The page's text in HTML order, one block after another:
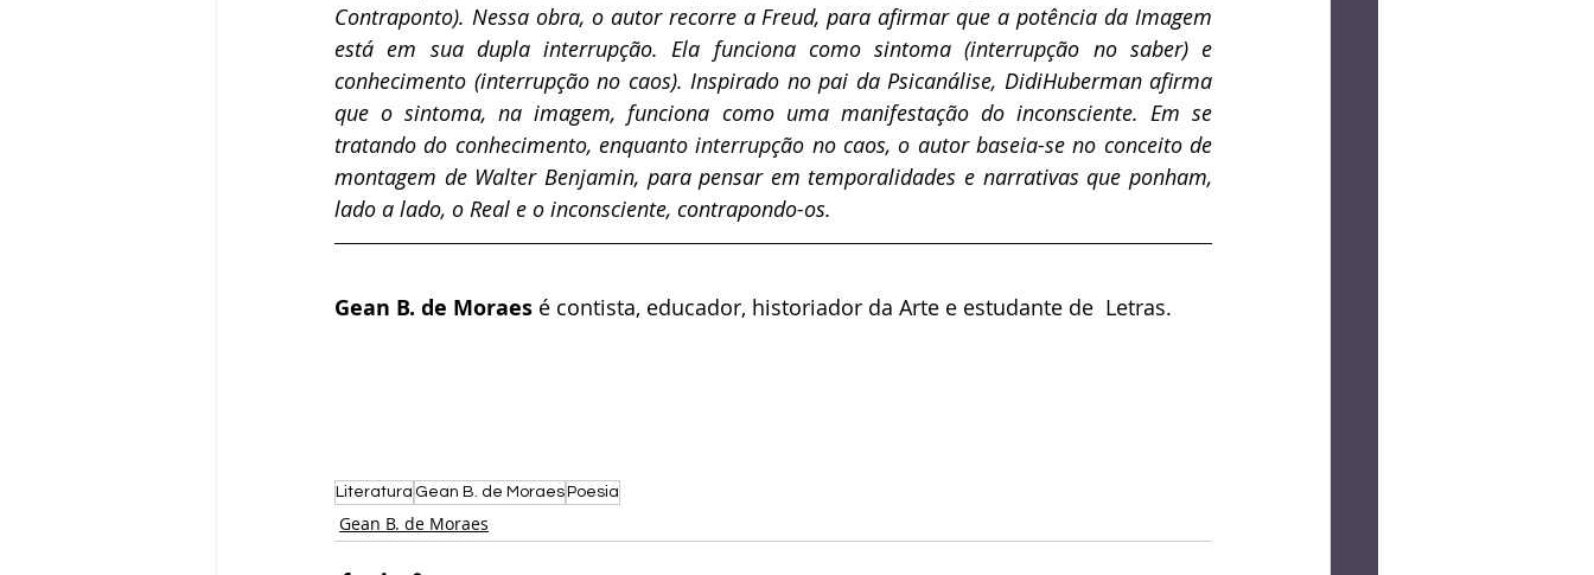
Contraponto). Nessa obra, o autor recorre a Freud, para afirmar que a potência da Imagem
está em sua dupla interrupção. Ela funciona como sintoma (interrupção no saber) e
conhecimento (interrupção no caos). Inspirado no pai da Psicanálise, DidiHuberman afirma
que o sintoma, na imagem, funciona como uma manifestação do inconsciente. Em se
tratando do conhecimento, enquanto interrupção no caos, o autor baseia-se no conceito de
montagem de Walter Benjamin, para pensar em temporalidades e narrativas que ponham,
lado a lado, o Real e o inconsciente, contrapondo-os.
Gean B. de Moraes é contista, educador, historiador da Arte e estudante de  Letras.
Literatura Gean B. de Moraes Poesia
Gean B. de Moraes